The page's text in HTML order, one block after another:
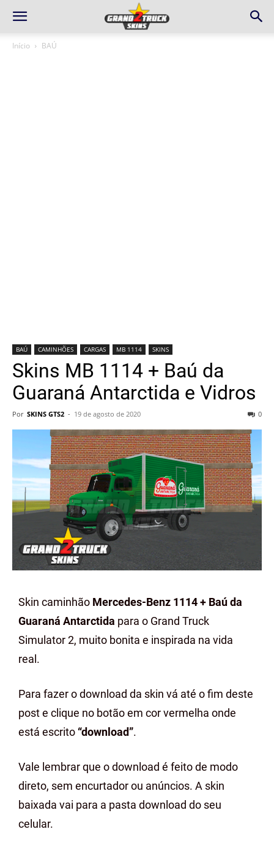
Início BAÚ
BAÚ CAMINHÕES CARGAS MB 1114 SKINS
Skins MB 1114 + Baú da
Guaraná Antarctida e Vidros
Por SKINS GTS2 - 19 de agosto de 2020 0
Skin caminhão Mercedes-Benz 1114 + Baú da
Guaraná Antarctida para o Grand Truck
Simulator 2, muito bonita e inspirada na vida
real.
Para fazer o download da skin vá até o fim deste
post e clique no botão em cor vermelha onde
está escrito “download”.
Vale lembrar que o download é feito de modo
direto, sem encurtador ou anúncios. A skin
baixada vai para a pasta download do seu
celular.